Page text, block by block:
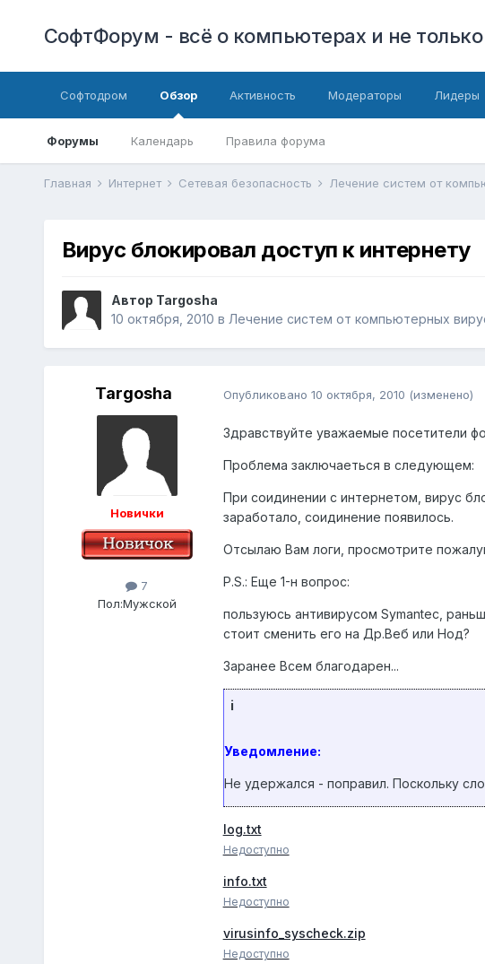
СофтФорум - всё о компьютерах и не только
Софтодром Обзор
Форумы Календарь Правила форума
Активность Модераторы Лидеры
Главная Интернет Сетевая безопасность Лечение систем от
Вирус блокировал доступ к интернету
Автор Targosha
10 октября, 2010 в Лечение систем от компьютерных
Targosha
Новички
7
Пол:Мужской
Опубликовано 10 октября, 2010 (изменено)
Здравствуйте уважаемые посетители
Проблема заключаеться в следующем:
При соидинении с интернетом, вирус
заработало, соидинение появилось.
Отсылаю Вам логи, просмотрите
P.S.: Еще 1-н вопрос:
пользуюсь антивирусом Symantec,
стоит сменить его на Др.Веб или Нод?
Заранее Всем благодарен...
i
Уведомление:
Не удержался - поправил. Поскольку
log.txt
Недоступно
info.txt
Недоступно
virusinfo_syscheck.zip
Недоступно